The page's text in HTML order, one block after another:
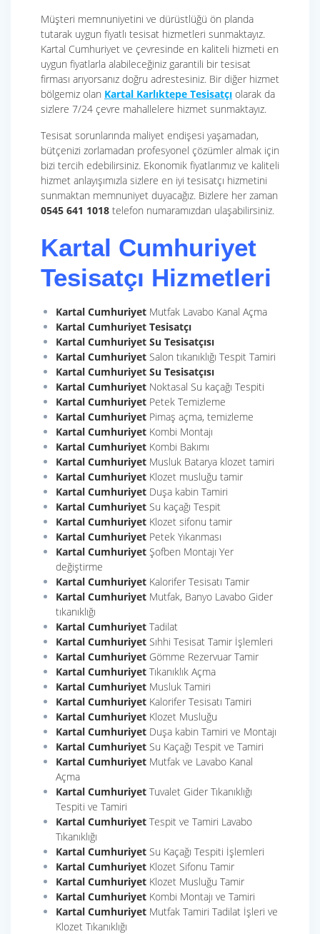
Müşteri memnuniyetini ve dürüstlüğü ön planda
tutarak uygun fiyatlı tesisat hizmetleri sunmaktayız.
Kartal Cumhuriyet ve çevresinde en kaliteli hizmeti en
uygun fiyatlarla alabileceğiniz garantili bir tesisat
firması arıyorsanız doğru adrestesiniz. Bir diğer hizmet
bölgemiz olan Kartal Karlıktepe Tesisatçı olarak da
sizlere 7/24 çevre mahallelere hizmet sunmaktayız.
Tesisat sorunlarında maliyet endişesi yaşamadan,
bütçenizi zorlamadan profesyonel çözümler almak için
bizi tercih edebilirsiniz. Ekonomik fiyatlarımız ve kaliteli
hizmet anlayışımızla sizlere en iyi tesisatçı hizmetini
sunmaktan memnuniyet duyacağız. Bizlere her zaman
0545 641 1018 telefon numaramızdan ulaşabilirsiniz.
Kartal Cumhuriyet
Tesisatçı Hizmetleri
Kartal Cumhuriyet Mutfak Lavabo Kanal Açma
Kartal Cumhuriyet Tesisatçı
Kartal Cumhuriyet Su Tesisatçısı
Kartal Cumhuriyet Salon tıkanıklığı Tespit Tamiri
Kartal Cumhuriyet Su Tesisatçısı
Kartal Cumhuriyet Noktasal Su kaçağı Tespiti
Kartal Cumhuriyet Petek Temizleme
Kartal Cumhuriyet Pimaş açma, temizleme
Kartal Cumhuriyet Kombi Montajı
Kartal Cumhuriyet Kombi Bakımı
Kartal Cumhuriyet Musluk Batarya klozet tamiri
Kartal Cumhuriyet Klozet musluğu tamir
Kartal Cumhuriyet Duşa kabin Tamiri
Kartal Cumhuriyet Su kaçağı Tespit
Kartal Cumhuriyet Klozet sifonu tamir
Kartal Cumhuriyet Petek Yıkanması
Kartal Cumhuriyet Şofben Montajı Yer
değiştirme
Kartal Cumhuriyet Kalorifer Tesisatı Tamir
Kartal Cumhuriyet Mutfak, Banyo Lavabo Gider
tıkanıklığı
Kartal Cumhuriyet Tadilat
Kartal Cumhuriyet Sıhhi Tesisat Tamir İşlemleri
Kartal Cumhuriyet Gömme Rezervuar Tamir
Kartal Cumhuriyet Tıkanıklık Açma
Kartal Cumhuriyet Musluk Tamiri
Kartal Cumhuriyet Kalorifer Tesisatı Tamiri
Kartal Cumhuriyet Klozet Musluğu
Kartal Cumhuriyet Duşa kabin Tamiri ve Montajı
Kartal Cumhuriyet Su Kaçağı Tespit ve Tamiri
Kartal Cumhuriyet Mutfak ve Lavabo Kanal
Açma
Kartal Cumhuriyet Tuvalet Gider Tıkanıklığı
Tespiti ve Tamiri
Kartal Cumhuriyet Tespit ve Tamiri Lavabo
Tıkanıklığı
Kartal Cumhuriyet Su Kaçağı Tespiti İşlemleri
Kartal Cumhuriyet Klozet Sifonu Tamir
Kartal Cumhuriyet Klozet Musluğu Tamir
Kartal Cumhuriyet Kombi Montajı ve Tamiri
Kartal Cumhuriyet Mutfak Tamiri Tadilat İşleri ve
Klozet Tıkanıklığı